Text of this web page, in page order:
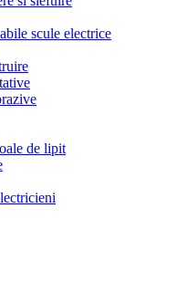
scule electrice
de lipit